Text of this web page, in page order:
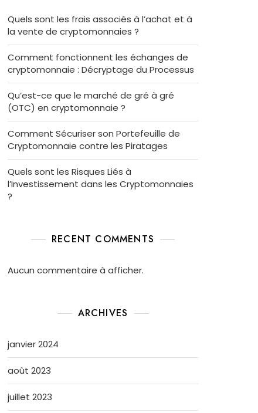
Quels sont les frais associés à l’achat et à
la vente de cryptomonnaies ?
Comment fonctionnent les échanges de
cryptomonnaie : Décryptage du Processus
Qu’est-ce que le marché de gré à gré
(OTC) en cryptomonnaie ?
Comment Sécuriser son Portefeuille de
Cryptomonnaie contre les Piratages
Quels sont les Risques Liés à
l’Investissement dans les Cryptomonnaies
?
RECENT COMMENTS
Aucun commentaire à afficher.
ARCHIVES
janvier 2024
août 2023
juillet 2023